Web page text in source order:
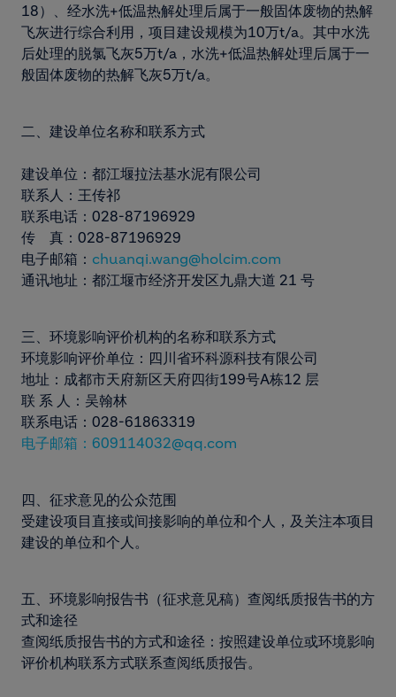
18）、经水洗+低温热解处理后属于一般固体废物的热解
飞灰进行综合利用，项目建设规模为10万t/a。其中水洗
后处理的脱氯飞灰5万t/a，水洗+低温热解处理后属于一
般固体废物的热解飞灰5万t/a。
二、建设单位名称和联系方式
建设单位：都江堰拉法基水泥有限公司
联系人：王传祁
联系电话：028-87196929
传 真：028-87196929
电子邮箱： chuanqi.wang@holcim.com
通讯地址：都江堰市经济开发区九鼎大道 21 号
三、环境影响评价机构的名称和联系方式
环境影响评价单位：四川省环科源科技有限公司
地址：成都市天府新区天府四街199号A栋12 层
联 系 人：吴翰林
联系电话：028-61863319
电子邮箱：609114032@qq.com
四、征求意见的公众范围
受建设项目直接或间接影响的单位和个人，及关注本项目
建设的单位和个人。
五、环境影响报告书（征求意见稿）查阅纸质报告书的方
式和途径
查阅纸质报告书的方式和途径：按照建设单位或环境影响
评价机构联系方式联系查阅纸质报告。